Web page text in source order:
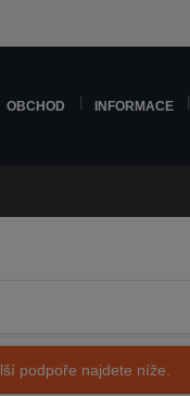
OBCHOD INFORMACE
podpoře najdete níže.